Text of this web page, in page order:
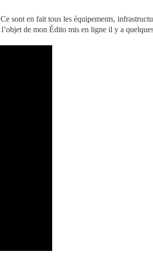
sont en fait tous les équipements,
l’objet de mon Édito mis en ligne il y a